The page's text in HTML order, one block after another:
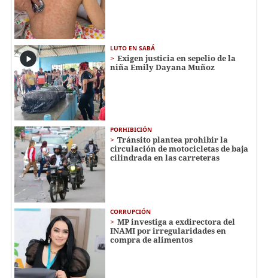
LUTO EN SABÁ
Exigen justicia en sepelio de la
niña Emily Dayana Muñoz
PORHIBICIÓN
Tránsito plantea prohibir la
circulación de motocicletas de baja
cilindrada en las carreteras
CORRUPCIÓN
MP investiga a exdirectora del
INAMI por irregularidades en
compra de alimentos